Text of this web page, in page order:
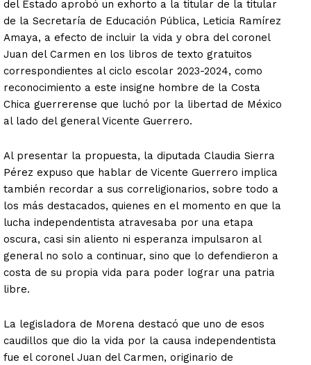
del Estado aprobó un exhorto a la titular de la titular
de la Secretaría de Educación Pública, Leticia Ramírez
Amaya, a efecto de incluir la vida y obra del coronel
Juan del Carmen en los libros de texto gratuitos
correspondientes al ciclo escolar 2023-2024, como
reconocimiento a este insigne hombre de la Costa
Chica guerrerense que luchó por la libertad de México
al lado del general Vicente Guerrero.
Al presentar la propuesta, la diputada Claudia Sierra
Pérez expuso que hablar de Vicente Guerrero implica
también recordar a sus correligionarios, sobre todo a
los más destacados, quienes en el momento en que la
lucha independentista atravesaba por una etapa
oscura, casi sin aliento ni esperanza impulsaron al
general no solo a continuar, sino que lo defendieron a
costa de su propia vida para poder lograr una patria
libre.
La legisladora de Morena destacó que uno de esos
caudillos que dio la vida por la causa independentista
fue el coronel Juan del Carmen, originario de